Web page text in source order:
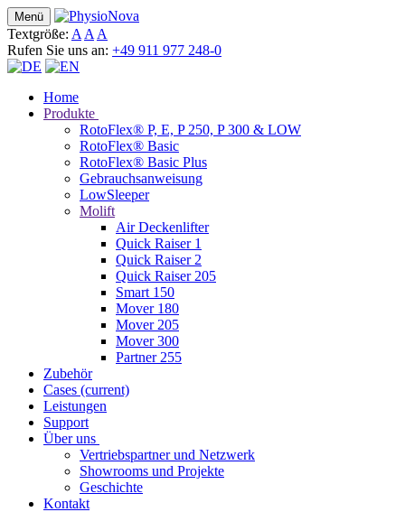
Menü
Textgröße: A A A
Rufen Sie uns an: +49 911 977 248-0
Home
Produkte
RotoFlex® P, E, P 250, P 300 & LOW
RotoFlex® Basic
RotoFlex® Basic Plus
Gebrauchsanweisung
LowSleeper
Molift
Air Deckenlifter
Quick Raiser 1
Quick Raiser 2
Quick Raiser 205
Smart 150
Mover 180
Mover 205
Mover 300
Partner 255
Zubehör
Cases (current)
Leistungen
Support
Über uns
Vertriebspartner und Netzwerk
Showrooms und Projekte
Geschichte
Kontakt